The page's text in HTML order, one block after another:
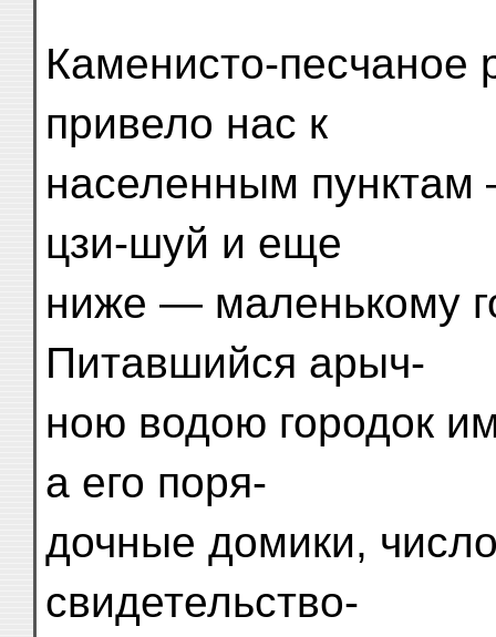
Каменисто-песчаное
привело нас к
населенным
цзи-шуй и еще
ниже — маленькому
Питавшийся арыч-
ною водою городок
а его поря-
дочные домики,
свидетельство-